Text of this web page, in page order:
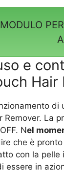
e
Hair
di
Remover. La
Nel
che è
con la pelle
essere in